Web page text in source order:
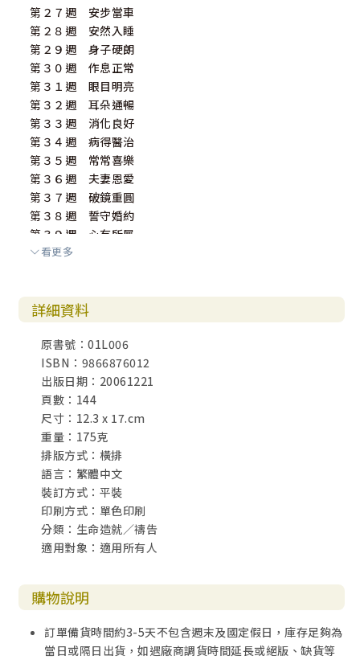
第２７週 安步當車
第２８週 安然入睡
第２９週 身子硬朗
第３０週 作息正常
第３１週 眼目明亮
第３２週 耳朵通暢
第３３週 消化良好
第３４週 病得醫治
第３５週 常常喜樂
第３６週 夫妻恩愛
第３７週 破鏡重圓
第３８週 誓守婚約
第３９週 心有所屬
第４０週 守望禱告
第４３週 爭戰呼求
第４４週 行為純正
第４５週 家道興盛
第４６週 擴張境界
第４７週 引導保護
第４８週 迎向標竿
第４９週 智慧話語
第５０週 誠心奉獻
第５１週 忠實管家
第５２週 數算恩典
附錄一：作者簡介
附錄二： 倍恩事奉中心簡史
作者書介 《女人的咒詛與祝福》
看更多
詳細資料
原書號：01L006
ISBN：9866876012
出版日期：20061221
頁數：144
尺寸：12.3 x 17.cm
重量：175克
排版方式：橫排
語言：繁體中文
裝訂方式：平裝
印刷方式：單色印刷
分類：生命造就／禱告
適用對象：適用所有人
購物說明
訂單備貨時間約3-5天不包含週末及國定假日，庫存足夠為
當日或隔日出貨，如遇廠商調貨時間延長或絕版、缺貨等